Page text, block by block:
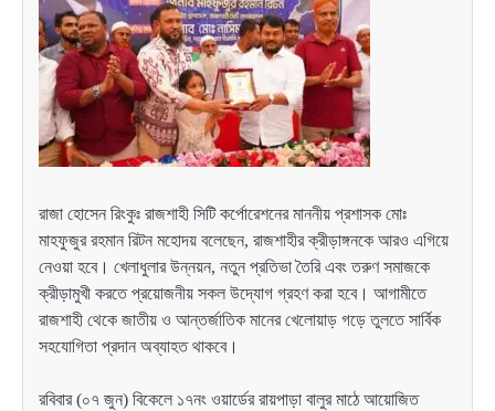
রাজা হোসেন রিংকুঃ রাজশাহী সিটি কর্পোরেশনের মাননীয় প্রশাসক মোঃ
মাহফুজুর রহমান রিটন মহোদয় বলেছেন, রাজশাহীর ক্রীড়াঙ্গনকে আরও এগিয়ে
নেওয়া হবে। খেলাধুলার উন্নয়ন, নতুন প্রতিভা তৈরি এবং তরুণ সমাজকে
ক্রীড়ামুখী করতে প্রয়োজনীয় সকল উদ্যোগ গ্রহণ করা হবে। আগামীতে
রাজশাহী থেকে জাতীয় ও আন্তর্জাতিক মানের খেলোয়াড় গড়ে তুলতে সার্বিক
সহযোগিতা প্রদান অব্যাহত থাকবে।
রবিবার (০৭ জুন) বিকেলে ১৭নং ওয়ার্ডের রায়পাড়া বালুর মাঠে আয়োজিত